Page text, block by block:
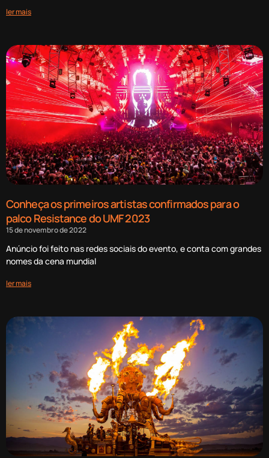
ler mais
Conheça os primeiros artistas confirmados para o
palco Resistance do UMF 2023
15 de novembro de 2022
Anúncio foi feito nas redes sociais do evento, e conta com grandes
nomes da cena mundial
ler mais